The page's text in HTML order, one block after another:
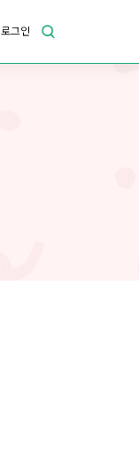
로그인